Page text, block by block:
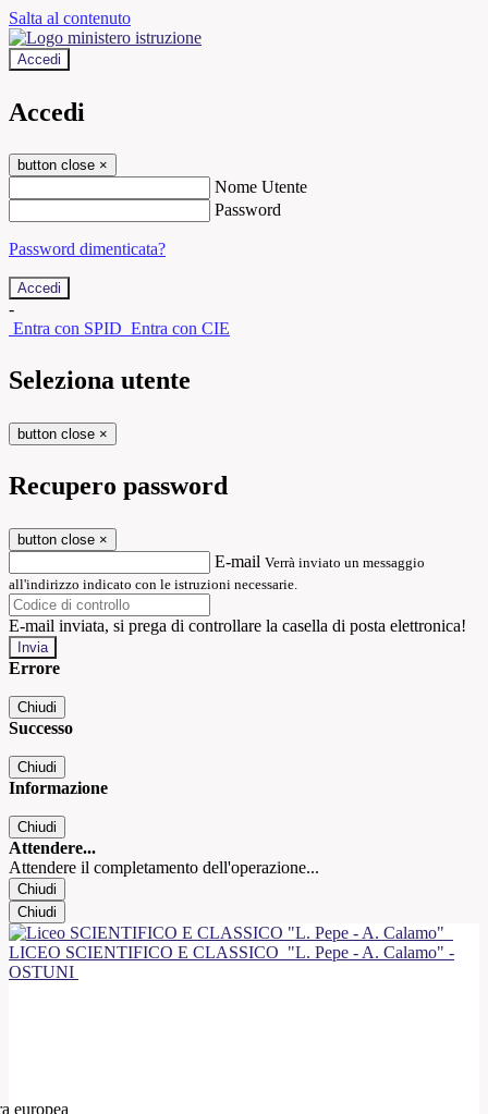
Salta al contenuto
Accedi
Accedi
button close ×
Nome Utente
Password
Password dimenticata?
-
Entra con SPID Entra con CIE
Seleziona utente
button close ×
Recupero password
button close ×
E-mail Verrà inviato un messaggio
all'indirizzo indicato con le istruzioni necessarie.
E-mail inviata, si prega di controllare la casella di posta elettronica!
Errore
Chiudi
Successo
Chiudi
Informazione
Chiudi
Attendere...
Attendere il completamento dell'operazione...
Chiudi
Chiudi
LICEO SCIENTIFICO E CLASSICO "L. Pepe - A. Calamo" -
OSTUNI